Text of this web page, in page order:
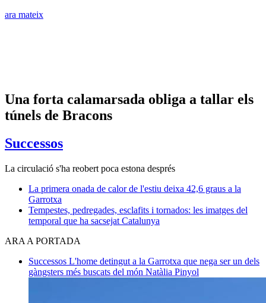
ara mateix
Una forta calamarsada obliga a tallar els
túnels de Bracons
Successos
La circulació s'ha reobert poca estona després
La primera onada de calor de l'estiu deixa 42,6 graus a la
Garrotxa
Tempestes, pedregades, esclafits i tornados: les imatges del
temporal que ha sacsejat Catalunya
ARA A PORTADA
Successos L'home detingut a la Garrotxa que nega ser un dels
gàngsters més buscats del món Natàlia Pinyol